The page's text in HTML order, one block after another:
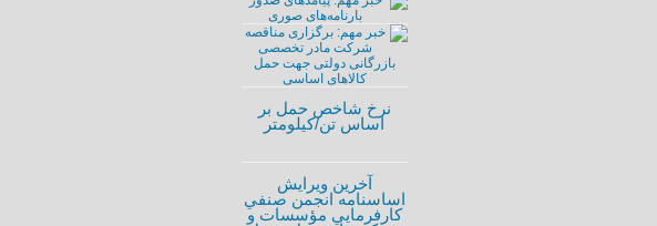
نرخ شاخص حمل بر
اساس تن/کیلومتر
آخرین ویرایش
اساسنامه انجمن صنفي
كارفرمايي مؤسسات و